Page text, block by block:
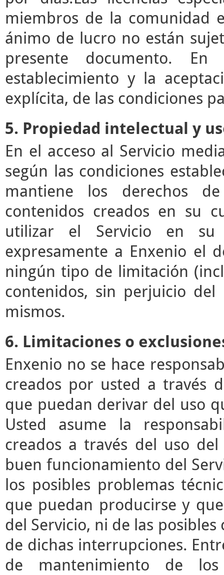
miembros de la comunidad
ánimo de lucro no están
presente documento.
establecimiento y la
explícita, de las condiciones
5. Propiedad intelectual y
En el acceso al Servicio
según las condiciones
mantiene los derechos
contenidos creados en su
utilizar el Servicio en su
expresamente a Enxenio el
ningún tipo de limitación
contenidos, sin perjuicio
mismos.
6. Limitaciones o
Enxenio no se hace
creados por usted a través
que puedan derivar del uso
Usted asume la
creados a través del uso
buen funcionamiento del
los posibles problemas
que puedan producirse y
del Servicio, ni de las
de dichas interrupciones.
de mantenimiento de